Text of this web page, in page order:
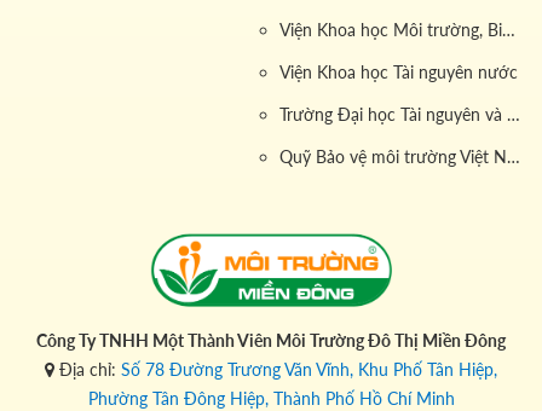
Viện Khoa học Môi trường, Biển và Hải đảo
Viện Khoa học Tài nguyên nước
Trường Đại học Tài nguyên và Môi trường
Quỹ Bảo vệ môi trường Việt Nam
Công Ty TNHH Một Thành Viên Môi Trường Đô Thị Miền Đông
Địa chỉ: Số 78 Đường Trương Văn Vĩnh, Khu Phố Tân Hiệp,
Phường Tân Đông Hiệp, Thành Phố Hồ Chí Minh